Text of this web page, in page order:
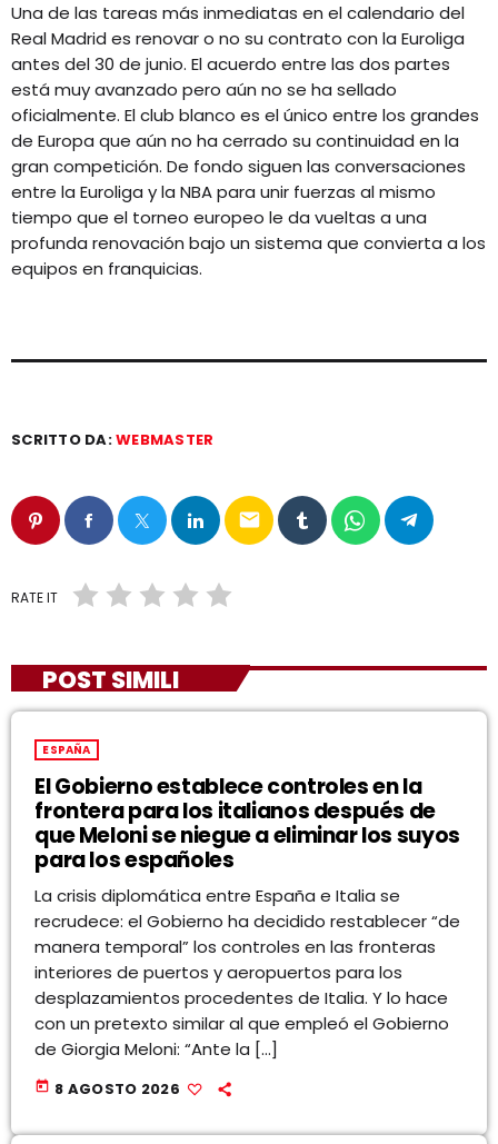
Una de las tareas más inmediatas en el calendario del
Real Madrid es renovar o no su contrato con la Euroliga
antes del 30 de junio. El acuerdo entre las dos partes
está muy avanzado pero aún no se ha sellado
oficialmente. El club blanco es el único entre los grandes
de Europa que aún no ha cerrado su continuidad en la
gran competición. De fondo siguen las conversaciones
entre la Euroliga y la NBA para unir fuerzas al mismo
tiempo que el torneo europeo le da vueltas a una
profunda renovación bajo un sistema que convierta a los
equipos en franquicias.
SCRITTO DA:WEBMASTER
email
RATE IT
POST SIMILI
ESPAÑA
El Gobierno establece controles en la
frontera para los italianos después de
que Meloni se niegue a eliminar los suyos
para los españoles
La crisis diplomática entre España e Italia se
recrudece: el Gobierno ha decidido restablecer “de
manera temporal” los controles en las fronteras
interiores de puertos y aeropuertos para los
desplazamientos procedentes de Italia. Y lo hace
con un pretexto similar al que empleó el Gobierno
de Giorgia Meloni: “Ante la […]
today 8 AGOSTO 2026